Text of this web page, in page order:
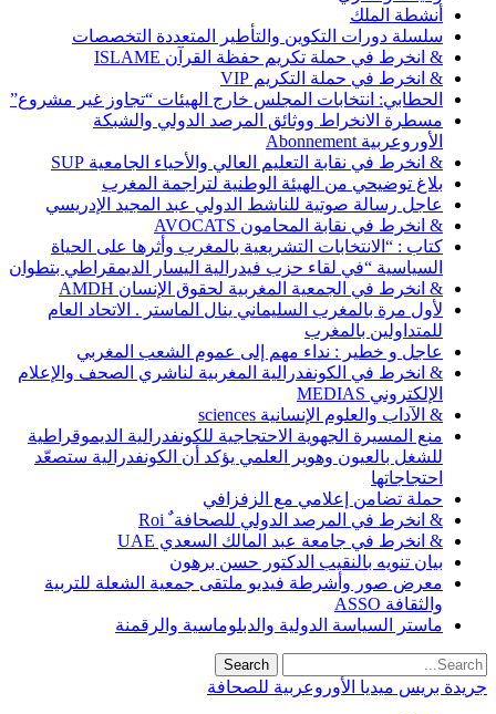
أنشطة الملك
سلسلة دورات التكوين والتأطير المتعددة التخصصات
& انخرط في حملة تكريم حفظة القرآن ISLAME
& انخرط في حملة التكريم VIP
الحطابي: انتخابات المجلس خارج الهيئات “تجاوز غير مشروع”
مسطرة الانخراط ووثائق المرصد الدولي والشبكة
الأوروعربية Abonnement
& انخرط في نقابة التعليم العالي والأحياء الجامعية SUP
بلاغ توضيحي من الهيئة الوطنية لتراجمة المغرب
عاجل رسالة صوتية للناشط الدولي عبد المجيد الإدريسي
& انخرط في نقابة المحامون AVOCATS
كتاب : “الانتخابات التشريعية بالمغرب وأثرها على الحياة
السياسية “في لقاء حزب فيدرالية اليسار الديمقراطي بتطوان
& انخرط في الجمعية المغربية لحقوق الإنسان AMDH
لأول مرة بالمغرب السليماني ينال الماستر . الاتحاد العام
للمتداولين بالمغرب
عاجل و خطير : نداء مهم إلى عموم الشعب المغربي
& انخرط في الكونفدرالية المغربية لناشري الصحف والإعلام
الإلكتروني MEDIAS
& الآداب والعلوم الإنسانية sciences
منع المسيرة الجهوية الاحتجاجية للكونفدرالية الديموقراطية
للشغل بالعيون وهوير العلمي يؤكد أن الكونفدرالية ستصعّد
احتجاجاتها
حملة تضامن إعلامي مع الزفزافي
& انخرط في المرصد الدولي للصحافة ٌ Roi
& انخرط في جامعة عبد المالك السعدي UAE
بيان تنويه بالنقيب الدكتور حسن برهون
معرض صور وأشرطة فيديو ملتقى جمعية الشعلة للتربية
والثقافة ASSO
ماستر السياسة الدولية والدبلوماسية والرقمنة
جريدة بريس ميديا الأوروعربية للصحافة